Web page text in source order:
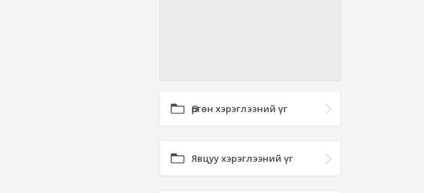
Өргөн хэрэглээний үг
Явцуу хэрэглээний үг